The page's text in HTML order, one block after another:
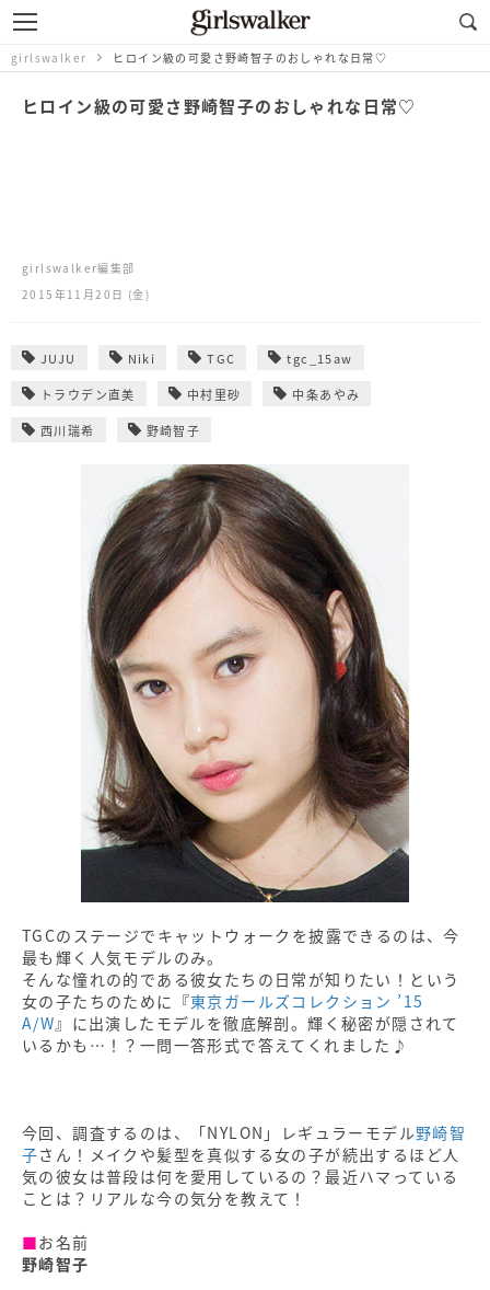
girlswalker ヒロイン級の可愛さ野崎智子のおしゃれな日常♡
ヒロイン級の可愛さ野崎智子のおしゃれな日常♡
girlswalker編集部
2015年11月20日 (金)
JUJU Niki TGC tgc_15aw
トラウデン直美 中村里砂 中条あやみ
西川瑞希 野崎智子
TGCのステージでキャットウォークを披露できるのは、今
最も輝く人気モデルのみ。
そんな憧れの的である彼女たちの日常が知りたい！という
女の子たちのために『東京ガールズコレクション ’15
A/W』に出演したモデルを徹底解剖。輝く秘密が隠されて
いるかも…！？一問一答形式で答えてくれました♪
今回、調査するのは、「NYLON」レギュラーモデル野崎智
子さん！メイクや髪型を真似する女の子が続出するほど人
気の彼女は普段は何を愛用しているの？最近ハマっている
ことは？リアルな今の気分を教えて！
■お名前
野崎智子